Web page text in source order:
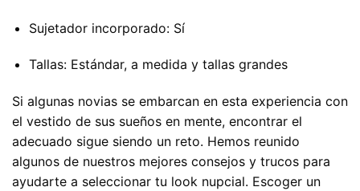
Sujetador incorporado: Sí
Tallas: Estándar, a medida y tallas grandes
Si algunas novias se embarcan en esta experiencia con
el vestido de sus sueños en mente, encontrar el
adecuado sigue siendo un reto. Hemos reunido
algunos de nuestros mejores consejos y trucos para
ayudarte a seleccionar tu look nupcial. Escoger un